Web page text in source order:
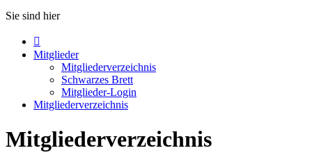
Sie sind hier

Mitglieder
Mitgliederverzeichnis
Schwarzes Brett
Mitglieder-Login
Mitgliederverzeichnis
Mitgliederverzeichnis